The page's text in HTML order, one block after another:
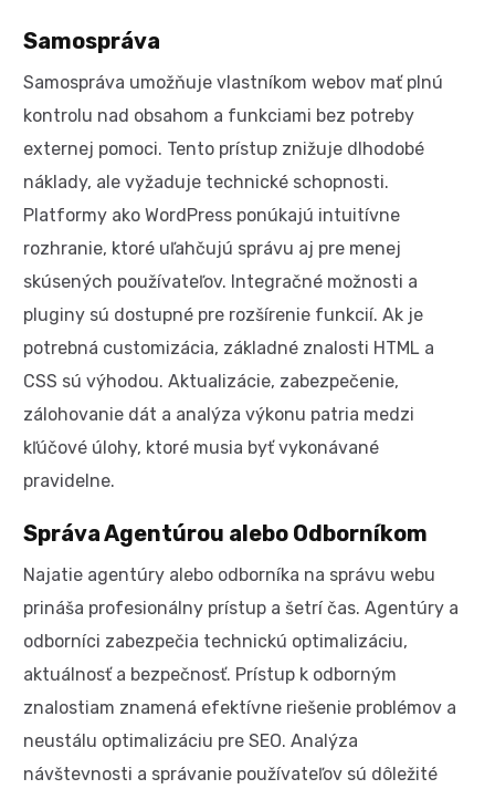
Samospráva
Samospráva umožňuje vlastníkom webov mať plnú
kontrolu nad obsahom a funkciami bez potreby
externej pomoci. Tento prístup znižuje dlhodobé
náklady, ale vyžaduje technické schopnosti.
Platformy ako WordPress ponúkajú intuitívne
rozhranie, ktoré uľahčujú správu aj pre menej
skúsených používateľov. Integračné možnosti a
pluginy sú dostupné pre rozšírenie funkcií. Ak je
potrebná customizácia, základné znalosti HTML a
CSS sú výhodou. Aktualizácie, zabezpečenie,
zálohovanie dát a analýza výkonu patria medzi
kľúčové úlohy, ktoré musia byť vykonávané
pravidelne.
Správa Agentúrou alebo Odborníkom
Najatie agentúry alebo odborníka na správu webu
prináša profesionálny prístup a šetrí čas. Agentúry a
odborníci zabezpečia technickú optimalizáciu,
aktuálnosť a bezpečnosť. Prístup k odborným
znalostiam znamená efektívne riešenie problémov a
neustálu optimalizáciu pre SEO. Analýza
návštevnosti a správanie používateľov sú dôležité